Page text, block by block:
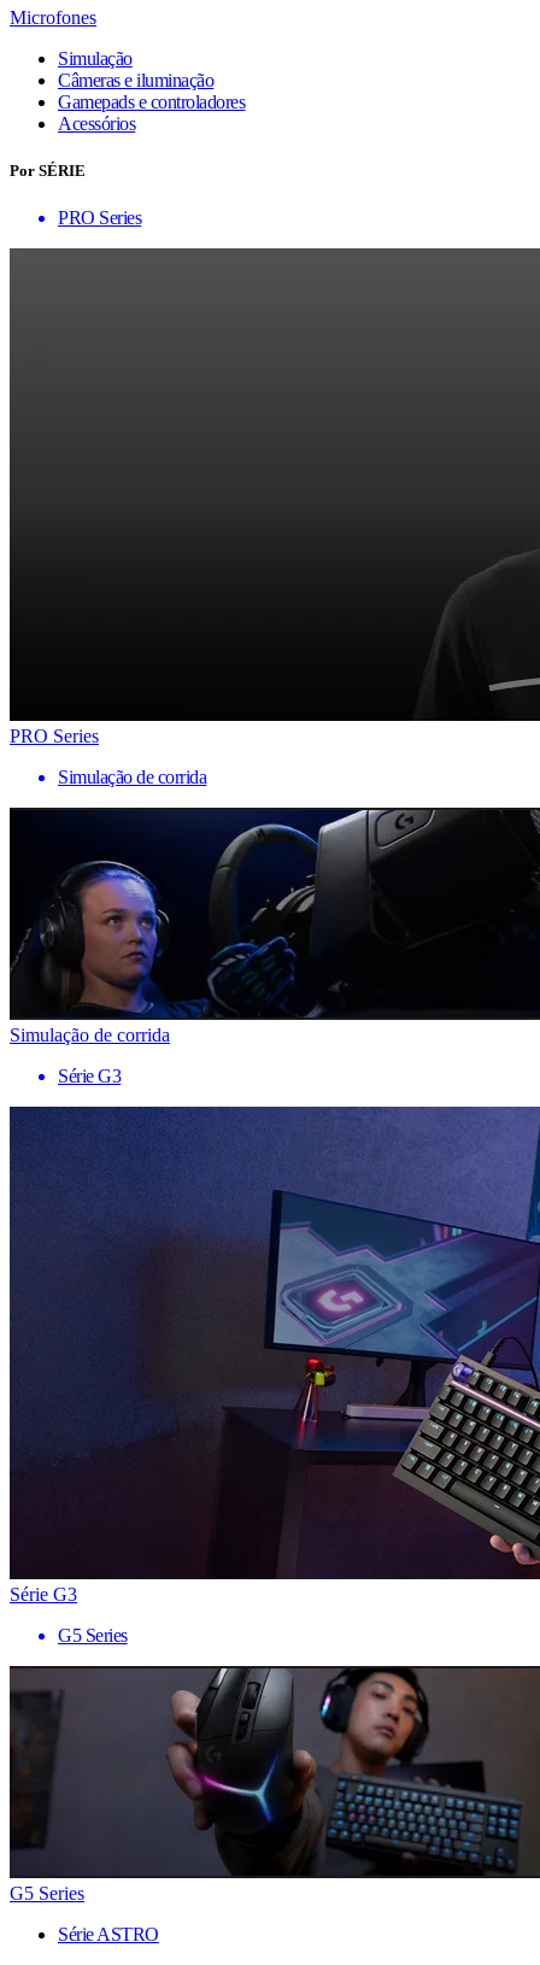
Microfones
Simulação
Câmeras e iluminação
Gamepads e controladores
Acessórios
Por SÉRIE
PRO Series
PRO Series
Simulação de corrida
Simulação de corrida
Série G3
Série G3
G5 Series
G5 Series
Série ASTRO